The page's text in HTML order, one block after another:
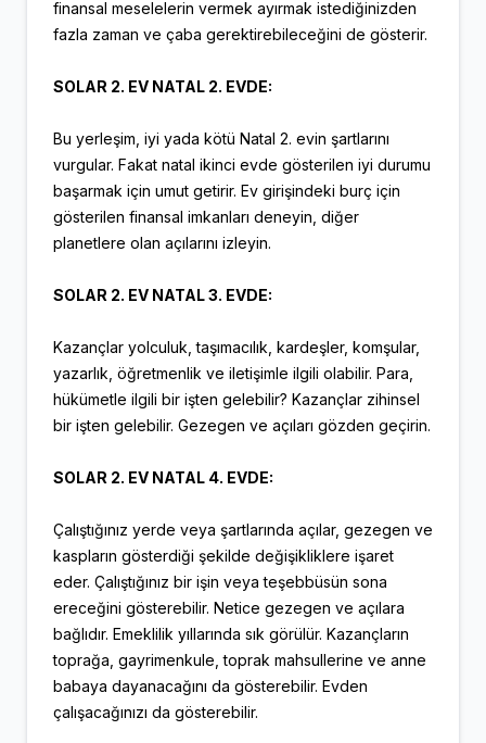
finansal meselelerin vermek ayırmak istediğinizden
fazla zaman ve çaba gerektirebileceğini de gösterir.
SOLAR 2. EV NATAL 2. EVDE:
Bu yerleşim, iyi yada kötü Natal 2. evin şartlarını
vurgular. Fakat natal ikinci evde gösterilen iyi durumu
başarmak için umut getirir. Ev girişindeki burç için
gösterilen finansal imkanları deneyin, diğer
planetlere olan açılarını izleyin.
SOLAR 2. EV NATAL 3. EVDE:
Kazançlar yolculuk, taşımacılık, kardeşler, komşular,
yazarlık, öğretmenlik ve iletişimle ilgili olabilir. Para,
hükümetle ilgili bir işten gelebilir? Kazançlar zihinsel
bir işten gelebilir. Gezegen ve açıları gözden geçirin.
SOLAR 2. EV NATAL 4. EVDE:
Çalıştığınız yerde veya şartlarında açılar, gezegen ve
kaspların gösterdiği şekilde değişikliklere işaret
eder. Çalıştığınız bir işin veya teşebbüsün sona
ereceğini gösterebilir. Netice gezegen ve açılara
bağlıdır. Emeklilik yıllarında sık görülür. Kazançların
toprağa, gayrimenkule, toprak mahsullerine ve anne
babaya dayanacağını da gösterebilir. Evden
çalışacağınızı da gösterebilir.